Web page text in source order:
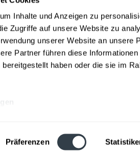
Inhalte und Anzeigen zu
Zugriffe auf unsere Website zu
unserer Website an unsere
Partner führen diese
haben oder die sie im
Präferenzen
Kommission
Service in Munich